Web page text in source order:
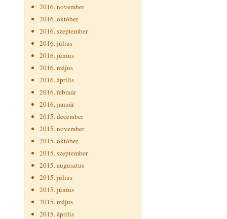
2016. november
2016. október
2016. szeptember
2016. július
2016. június
2016. május
2016. április
2016. február
2016. január
2015. december
2015. november
2015. október
2015. szeptember
2015. augusztus
2015. július
2015. június
2015. május
2015. április